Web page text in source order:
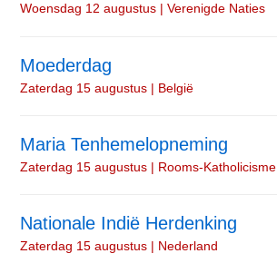
Woensdag 12 augustus | Verenigde Naties
Moederdag
Zaterdag 15 augustus | België
Maria Tenhemelopneming
Zaterdag 15 augustus | Rooms-Katholicisme
Nationale Indië Herdenking
Zaterdag 15 augustus | Nederland